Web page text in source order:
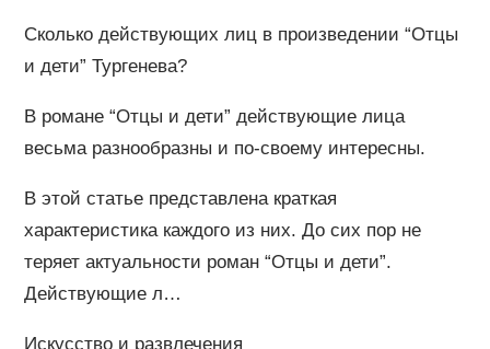
Сколько действующих лиц в произведении “Отцы
и дети” Тургенева?
В романе “Отцы и дети” действующие лица
весьма разнообразны и по-своему интересны.
В этой статье представлена краткая
характеристика каждого из них. До сих пор не
теряет актуальности роман “Отцы и дети”.
Действующие л…
Искусство и развлечения